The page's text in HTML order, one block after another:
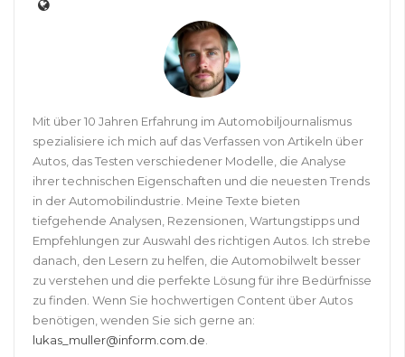
Mit über 10 Jahren Erfahrung im Automobiljournalismus
spezialisiere ich mich auf das Verfassen von Artikeln über
Autos, das Testen verschiedener Modelle, die Analyse
ihrer technischen Eigenschaften und die neuesten Trends
in der Automobilindustrie. Meine Texte bieten
tiefgehende Analysen, Rezensionen, Wartungstipps und
Empfehlungen zur Auswahl des richtigen Autos. Ich strebe
danach, den Lesern zu helfen, die Automobilwelt besser
zu verstehen und die perfekte Lösung für ihre Bedürfnisse
zu finden. Wenn Sie hochwertigen Content über Autos
benötigen, wenden Sie sich gerne an:
lukas_muller@inform.com.de.